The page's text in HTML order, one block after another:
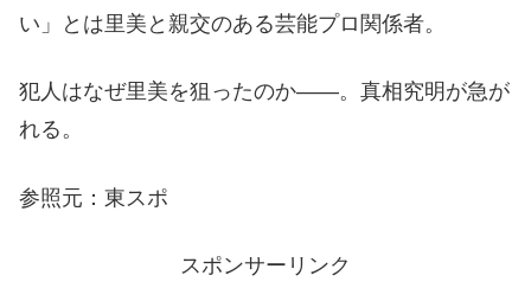
い」とは里美と親交のある芸能プロ関係者。
犯人はなぜ里美を狙ったのか――。真相究明が急が
れる。
参照元：東スポ
スポンサーリンク